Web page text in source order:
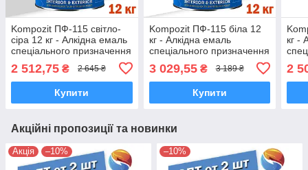
Kompozit ПФ-115 світло-
сіра 12 кг - Алкідна емаль
спеціального призначення
2 512,75 ₴ 2 645 ₴
Купити
Kompozit ПФ-115 біла 12
кг - Алкідна емаль
спеціального призначення
3 029,55₴ 3 189 ₴
Купити
кг -
2
Акційні пропозиції та новинки
Акція –10% –10%